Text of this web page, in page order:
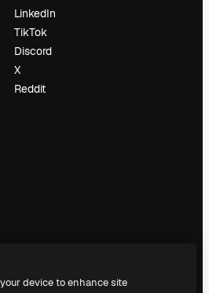
LinkedIn
TikTok
Discord
X
Reddit
device to enhance site